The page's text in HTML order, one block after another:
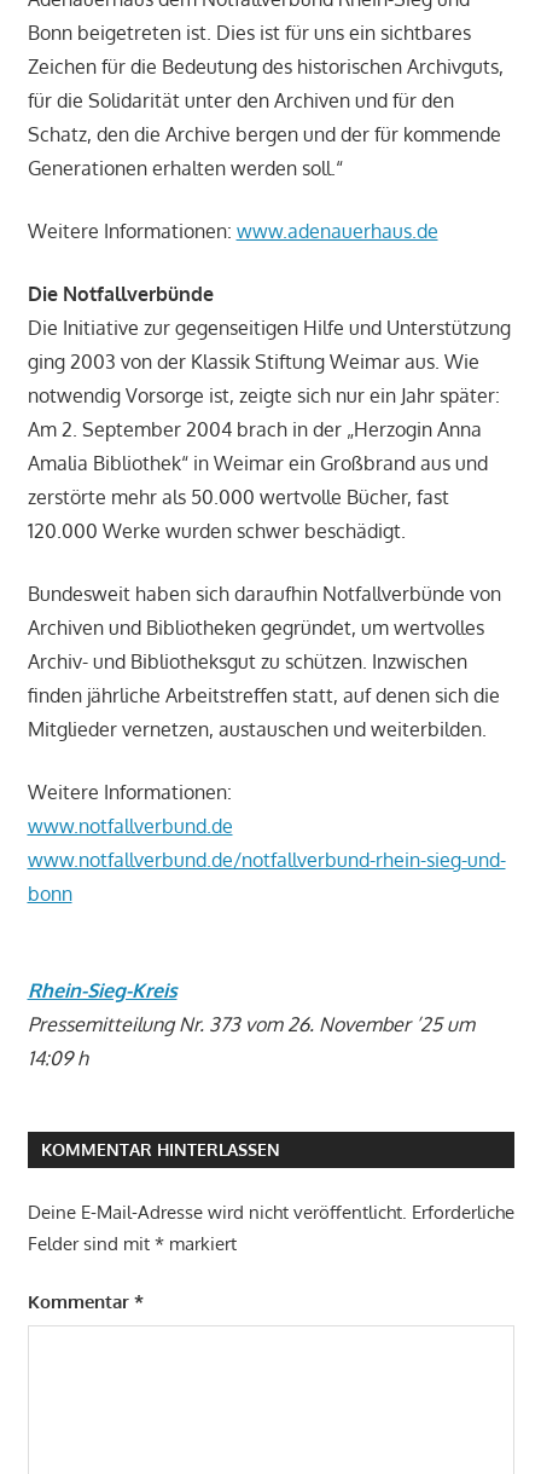
Bonn beigetreten ist. Dies ist für uns ein sichtbares
Zeichen für die Bedeutung des historischen Archivguts,
für die Solidarität unter den Archiven und für den
Schatz, den die Archive bergen und der für kommende
Generationen erhalten werden soll.“
Weitere Informationen: www.adenauerhaus.de
Die Notfallverbünde
Die Initiative zur gegenseitigen Hilfe und Unterstützung
ging 2003 von der Klassik Stiftung Weimar aus. Wie
notwendig Vorsorge ist, zeigte sich nur ein Jahr später:
Am 2. September 2004 brach in der „Herzogin Anna
Amalia Bibliothek“ in Weimar ein Großbrand aus und
zerstörte mehr als 50.000 wertvolle Bücher, fast
120.000 Werke wurden schwer beschädigt.
Bundesweit haben sich daraufhin Notfallverbünde von
Archiven und Bibliotheken gegründet, um wertvolles
Archiv- und Bibliotheksgut zu schützen. Inzwischen
finden jährliche Arbeitstreffen statt, auf denen sich die
Mitglieder vernetzen, austauschen und weiterbilden.
Weitere Informationen:
www.notfallverbund.de
www.notfallverbund.de/notfallverbund-rhein-sieg-und-
bonn
Rhein-Sieg-Kreis
Pressemitteilung Nr. 373 vom 26. November ’25 um
14:09 h
KOMMENTAR HINTERLASSEN
Deine E-Mail-Adresse wird nicht veröffentlicht. Erforderliche
Felder sind mit *markiert
Kommentar *